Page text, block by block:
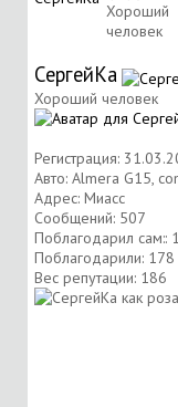
Хороший
человек
СергейКа
Хороший человек
Регистрация:
Авто: Almera G15,
Адрес: Миасс
Сообщений: 507
Поблагодарил сам::
Поблагодарили: 178
Вес репутации: 186